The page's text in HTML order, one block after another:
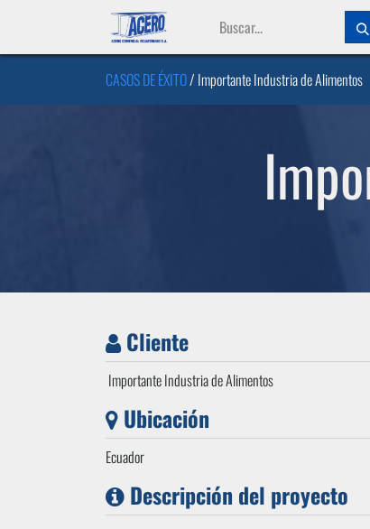
CASOS DE ÉXITO/ Importante Industria de Alimentos
Cliente
Importante Industria de Alimentos
Ubicación
Ecuador
Descripción del proyecto